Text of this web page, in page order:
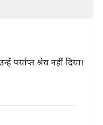
पर्याप्त श्रेय नहीं दिया।